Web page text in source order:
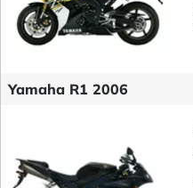
Yamaha R1 2006